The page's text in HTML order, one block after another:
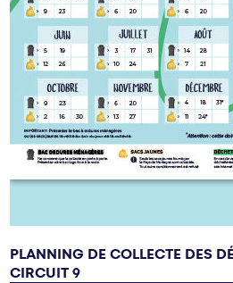
PLANNING DE COLLECTE DES
CIRCUIT 9